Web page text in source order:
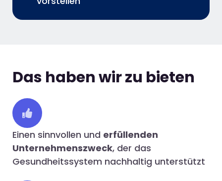
Das haben wir zu bieten
Einen sinnvollen und erfüllenden
Unternehmenszweck, der das
Gesundheitssystem nachhaltig unterstützt